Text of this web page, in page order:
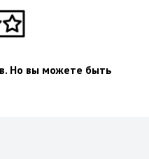
Но вы можете быть